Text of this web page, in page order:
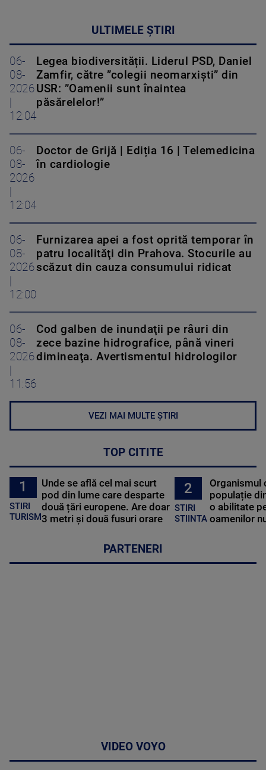
ULTIMELE ȘTIRI
06-
08-
2026
12:04
Legea biodiversității. Liderul PSD, Daniel
Zamfir, către ”colegii neomarxiști” din
USR: ”Oamenii sunt înaintea
păsărelelor!”
06-
08-
2026
12:04
Doctor de Grijă | Ediția 16 | Telemedicina
în cardiologie
06-
08-
2026
12:00
Furnizarea apei a fost oprită temporar în
patru localităţi din Prahova. Stocurile au
scăzut din cauza consumului ridicat
06-
08-
2026
11:56
Cod galben de inundaţii pe râuri din
zece bazine hidrografice, până vineri
dimineaţa. Avertismentul hidrologilor
VEZI MAI MULTE ȘTIRI
TOP CITITE
1
STIRI
TURISM
Unde se află cel mai scurt
pod din lume care desparte
două țări europene. Are doar
3 metri și două fusuri orare
2
STIRI
STIINTA
Organismul
populație
o abilitate
oamenilor
PARTENERI
VIDEO VOYO